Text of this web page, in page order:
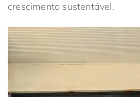
crescimento sustentável.